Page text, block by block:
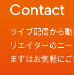
Contact
ライブ配信から
リエイターのニ
まずはお気軽にご